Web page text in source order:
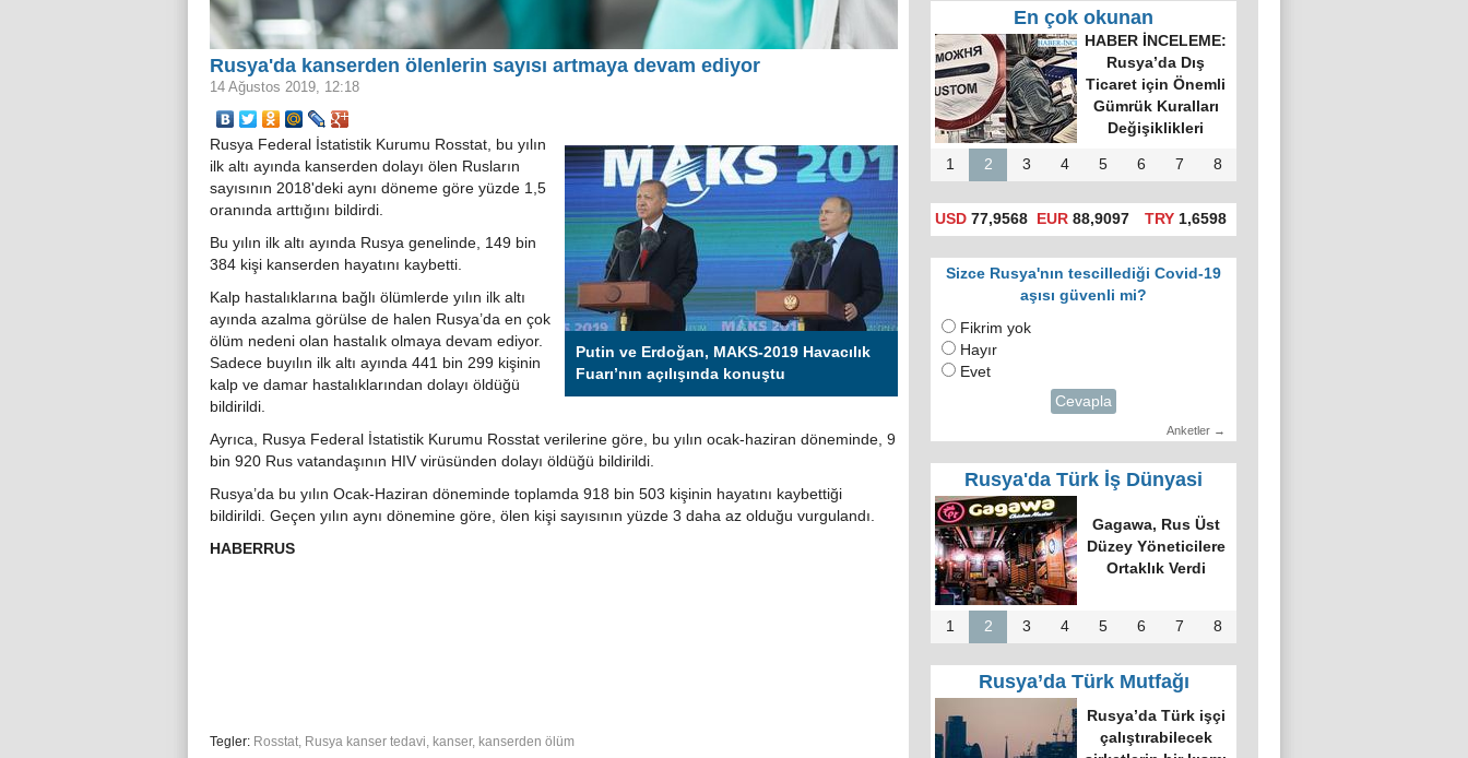
Rusya'da kanserden ölenlerin sayısı artmaya devam ediyor
14 Ağustos 2019, 12:18
Putin ve Erdoğan, MAKS-2019 Havacılık
Fuarı’nın açılışında konuştu
Rusya Federal İstatistik Kurumu Rosstat, bu yılın
ilk altı ayında kanserden dolayı ölen Rusların
sayısının 2018'deki aynı döneme göre yüzde 1,5
oranında arttığını bildirdi.
Bu yılın ilk altı ayında Rusya genelinde, 149 bin
384 kişi kanserden hayatını kaybetti.
Kalp hastalıklarına bağlı ölümlerde yılın ilk altı
ayında azalma görülse de halen Rusya’da en çok
ölüm nedeni olan hastalık olmaya devam ediyor.
Sadece buyılın ilk altı ayında 441 bin 299 kişinin
kalp ve damar hastalıklarından dolayı öldüğü
bildirildi.
Ayrıca, Rusya Federal İstatistik Kurumu Rosstat verilerine göre, bu yılın ocak-haziran döneminde, 9
bin 920 Rus vatandaşının HIV virüsünden dolayı öldüğü bildirildi.
Rusya’da bu yılın Ocak-Haziran döneminde toplamda 918 bin 503 kişinin hayatını kaybettiği
bildirildi. Geçen yılın aynı dönemine göre, ölen kişi sayısının yüzde 3 daha az olduğu vurgulandı.
HABERRUS
Tegler: Rosstat, Rusya kanser tedavi, kanser, kanserden ölüm
En çok okunan
Rusya'da hatalı celp
için itiraz e-devlet
(gosuslugi)
üzerinden
yapılacak!
1 2 3 4 5 6 7 8
USD 77,9568 EUR 88,9097 TRY1,6598
Sizce Rusya'nın tescillediği Covid-19
aşısı güvenli mi?
Fikrim yok
Hayır
Evet
Cevapla
Anketler →
Rusya'da Türk İş Dünyasi
Türk Dünyasında
Tek Bilgi Alanı
Hedefi: Bişkek
Zirvesi ve Yeni
İnsiyatifler
1 2 3 4 5 6 7 8
Rusya’da Türk Mutfağı
Moskova’nın en
büyük kültür
merkezinde “Türk